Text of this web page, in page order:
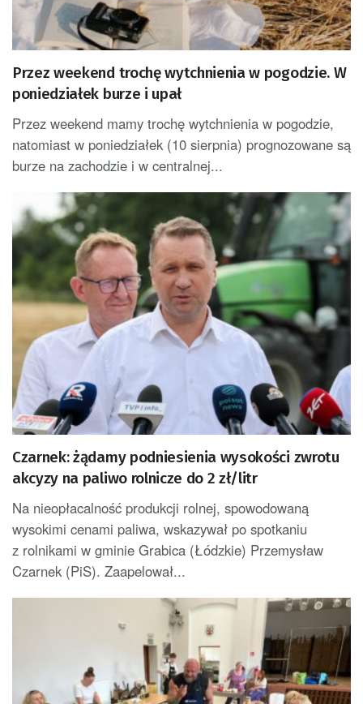
Przez weekend trochę wytchnienia w pogodzie. W
poniedziałek burze i upał
Przez weekend mamy trochę wytchnienia w pogodzie,
natomiast w poniedziałek (10 sierpnia) prognozowane są
burze na zachodzie i w centralnej...
Czarnek: żądamy podniesienia wysokości zwrotu
akcyzy na paliwo rolnicze do 2 zł/litr
Na nieopłacalność produkcji rolnej, spowodowaną
wysokimi cenami paliwa, wskazywał po spotkaniu
z rolnikami w gminie Grabica (Łódzkie) Przemysław
Czarnek (PiS). Zaapelował...